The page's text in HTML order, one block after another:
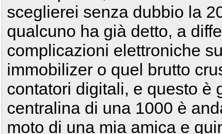
sceglierei senza dubbio la
qualcuno ha già detto, a
complicazioni elettroniche
immobilizer o quel brutto
contatori digitali, e questo è
centralina di una 1000 è
moto di una mia amica e